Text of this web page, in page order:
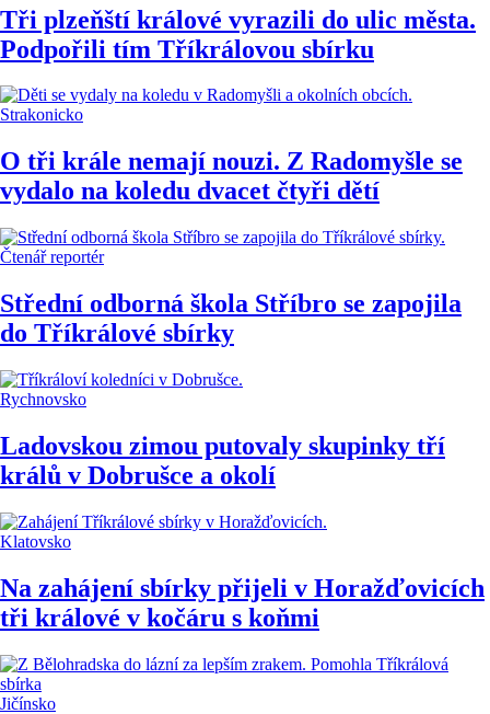
Tři plzeňští králové vyrazili do ulic města.
Podpořili tím Tříkrálovou sbírku
Strakonicko
O tři krále nemají nouzi. Z Radomyšle se
vydalo na koledu dvacet čtyři dětí
Čtenář reportér
Střední odborná škola Stříbro se zapojila
do Tříkrálové sbírky
Rychnovsko
Ladovskou zimou putovaly skupinky tří
králů v Dobrušce a okolí
Klatovsko
Na zahájení sbírky přijeli v Horažďovicích
tři králové v kočáru s koňmi
Jičínsko